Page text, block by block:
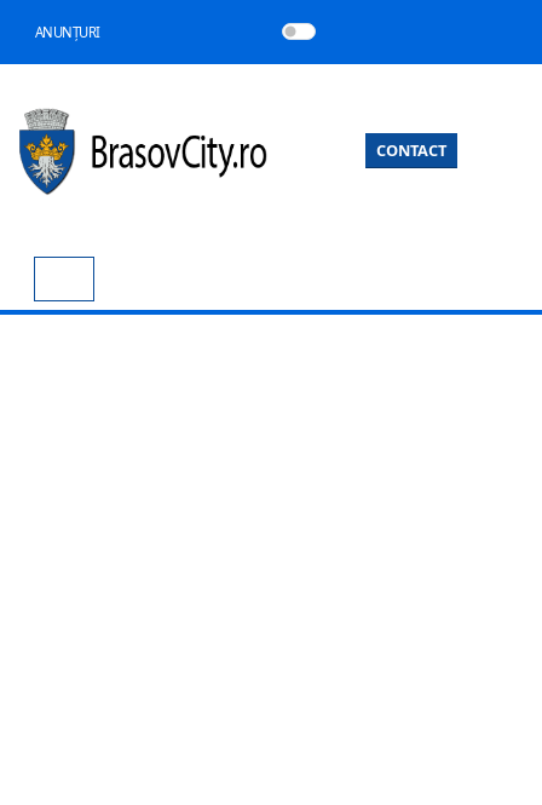
ANUNȚURI
CONTACT